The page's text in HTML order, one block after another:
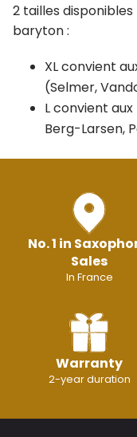
2 tailles
baryton :
XL convient
(Selmer,
L convient
Berg-Larsen,
No. 1 in
Sales
In France
Warranty
2-year duration